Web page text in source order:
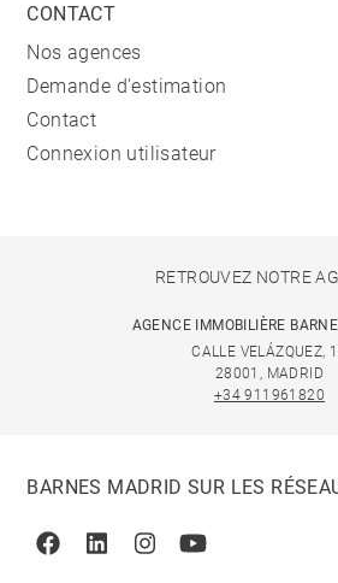
CONTACT
Nos agences
Demande d'estimation
Contact
Connexion utilisateur
RETROUVEZ NOTRE
AGENCE IMMOBILIÈRE
CALLE VELÁZQUEZ,
28001, MADRID
+34 911961820
BARNES MADRID SUR LES
FacebookLinkedinInstagramYoutube